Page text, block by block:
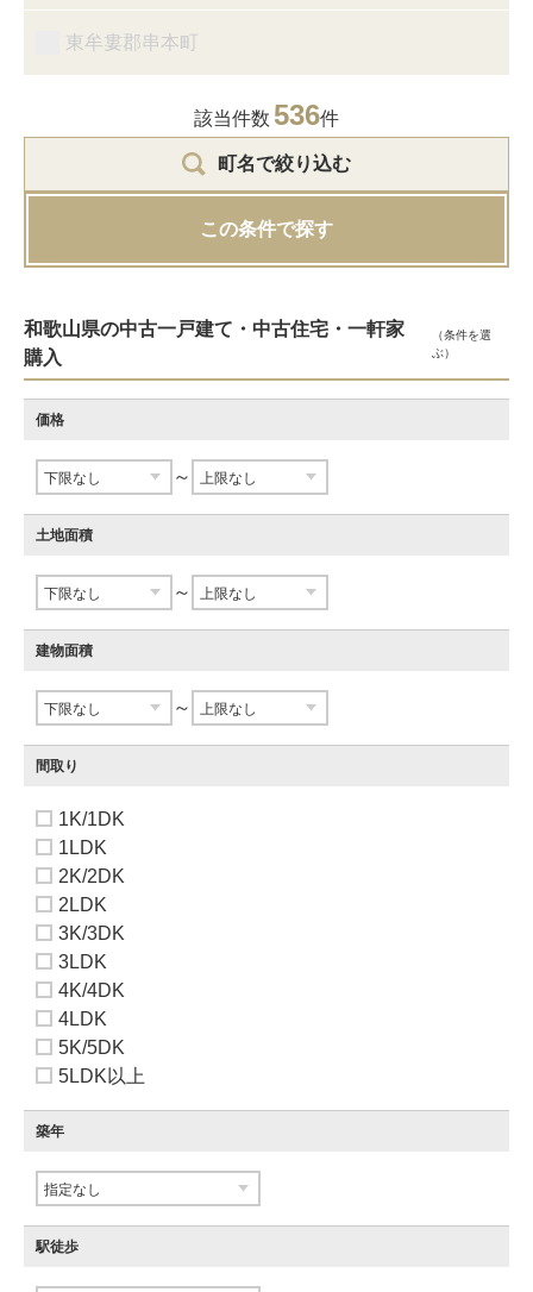
東牟婁郡串本町
該当件数 536件
町名で絞り込む
この条件で探す
和歌山県の中古一戸建て・中古住宅・一軒家
購入
（条件を選
ぶ）
価格
～
土地面積
～
建物面積
～
間取り
1K/1DK
1LDK
2K/2DK
2LDK
3K/3DK
3LDK
4K/4DK
4LDK
5K/5DK
5LDK以上
築年
駅徒歩